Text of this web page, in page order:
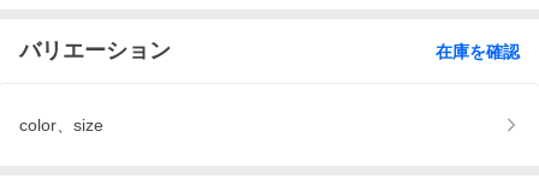
バリエーション 在庫を確認
color、size